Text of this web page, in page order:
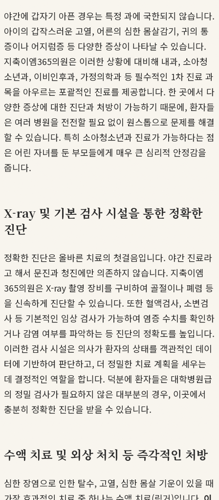
야간에 갑자기 아픈 경우는 특정 과에 국한되지 않습니다.
아이의 갑작스러운 고열, 어른의 심한 몸살감기, 귀의 통
증이나 어지럼증 등 다양한 증상이 나타날 수 있습니다.
지축이엠365의원은 이러한 상황에 대비해 내과, 소아청
소년과, 이비인후과, 가정의학과 등 필수적인 1차 진료 과
목을 아우르는 포괄적인 진료를 제공합니다. 한 곳에서 다
양한 증상에 대한 진단과 처방이 가능하기 때문에, 환자들
은 여러 병원을 전전할 필요 없이 원스톱으로 문제를 해결
할 수 있습니다. 특히 소아청소년과 진료가 가능하다는 점
은 어린 자녀를 둔 부모들에게 매우 큰 심리적 안정감을
줍니다.
X-ray 및 기본 검사 시설을 통한 정확한
진단
정확한 진단은 올바른 치료의 첫걸음입니다. 야간 진료라
고 해서 문진과 청진에만 의존하지 않습니다. 지축이엠
365의원은 X-ray 촬영 장비를 구비하여 골절이나 폐렴 등
을 신속하게 진단할 수 있습니다. 또한 혈액검사, 소변검
사 등 기본적인 임상 검사가 가능하여 염증 수치를 확인하
거나 감염 여부를 파악하는 등 진단의 정확도를 높입니다.
이러한 검사 시설은 의사가 환자의 상태를 객관적인 데이
터에 기반하여 판단하고, 더 정밀한 치료 계획을 세우는
데 결정적인 역할을 합니다. 덕분에 환자들은 대학병원급
의 정밀 검사가 필요하지 않은 대부분의 경우, 이곳에서
충분히 정확한 진단을 받을 수 있습니다.
수액 치료 및 외상 처치 등 즉각적인 처방
심한 장염으로 인한 탈수, 고열, 심한 몸살 기운이 있을 때